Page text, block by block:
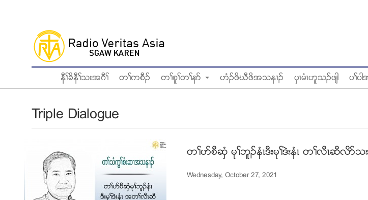
နီႈခိနီႈသးအဂီႈ တႈကစီဥ တႈစူႈတႈနဏ ဟံဥဖိဃီဖိအသန႕ဥ ပွၚမံၚဟူသဥဖ်ါ ပႈပ
Triple Dialogue
တႈပဏစီဆွံ မုႈဘူဥနံၚဒီးမုႈဒဲးနံၚ တႈလီၚဆီလိဏသ
Wednesday, October 27, 2021